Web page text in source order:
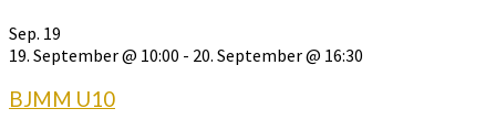
Sep. 19
19. September @ 10:00 - 20. September @ 16:30
BJMM U10